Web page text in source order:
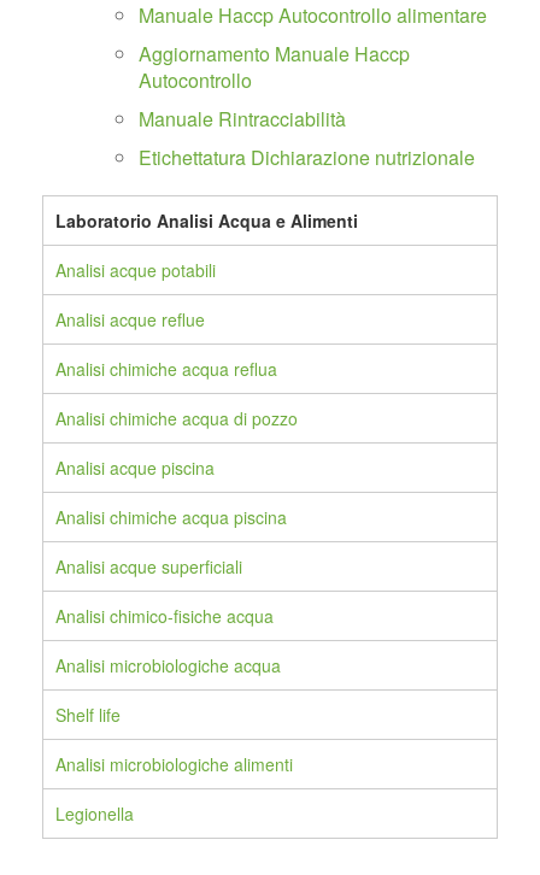
Manuale Haccp Autocontrollo alimentare
Aggiornamento Manuale Haccp
Autocontrollo
Manuale Rintracciabilità
Etichettatura Dichiarazione nutrizionale
Laboratorio Analisi Acqua e Alimenti
Analisi acque potabili
Analisi acque reflue
Analisi chimiche acqua reflua
Analisi chimiche acqua di pozzo
Analisi acque piscina
Analisi chimiche acqua piscina
Analisi acque superficiali
Analisi chimico-fisiche acqua
Analisi microbiologiche acqua
Shelf life
Analisi microbiologiche alimenti
Legionella